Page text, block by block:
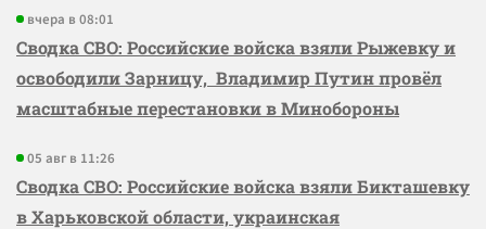
вчера в 08:01
Сводка СВО: Российские войска взяли Рыжевку и
освободили Зарницу, Владимир Путин провёл
масштабные перестановки в Минобороны
05 авг в 11:26
Сводка СВО: Российские войска взяли Бикташевку
в Харьковской области, украинская